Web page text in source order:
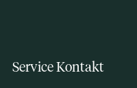
Service Kontakt